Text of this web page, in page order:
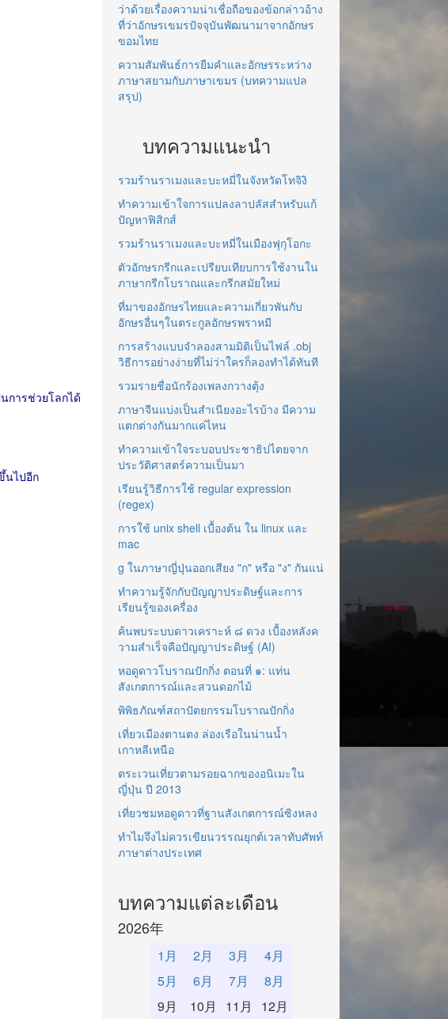
การช่วยโลกได้
นไปอีก
ว่าด้วยเรื่องความน่าเชื่อถือของข้อกล่าวอ้าง
ที่ว่าอักษรเขมรปัจจุบันพัฒนามาจากอักษร
ขอมไทย
ความสัมพันธ์การยืมคำและอักษรระหว่าง
ภาษาสยามกับภาษาเขมร (บทความแปล
สรุป)
บทความแนะนำ
รวมร้านราเมงและบะหมี่ในจังหวัดโทจิงิ
ทำความเข้าใจการแปลงลาปลัสสำหรับแก้
ปัญหาฟิสิกส์
รวมร้านราเมงและบะหมี่ในเมืองฟุกุโอกะ
ตัวอักษรกรีกและเปรียบเทียบการใช้งานใน
ภาษากรีกโบราณและกรีกสมัยใหม่
ที่มาของอักษรไทยและความเกี่ยวพันกับ
อักษรอื่นๆในตระกูลอักษรพราหมี
การสร้างแบบจำลองสามมิติเป็นไฟล์ .obj
วิธีการอย่างง่ายที่ไม่ว่าใครก็ลองทำได้ทันที
รวมรายชื่อนักร้องเพลงกวางตุ้ง
ภาษาจีนแบ่งเป็นสำเนียงอะไรบ้าง มีความ
แตกต่างกันมากแค่ไหน
ทำความเข้าใจระบอบประชาธิปไตยจาก
ประวัติศาสตร์ความเป็นมา
เรียนรู้วิธีการใช้ regular expression
(regex)
การใช้ unix shell เบื้องต้น ใน linux และ
mac
g ในภาษาญี่ปุ่นออกเสียง "ก" หรือ "ง" กันแน่
ทำความรู้จักกับปัญญาประดิษฐ์และการ
เรียนรู้ของเครื่อง
ค้นพบระบบดาวเคราะห์ ๘ ดวง เบื้องหลังค
วามสำเร็จคือปัญญาประดิษฐ์ (AI)
หอดูดาวโบราณปักกิ่ง ตอนที่ ๑: แท่น
สังเกตการณ์และสวนดอกไม้
พิพิธภัณฑ์สถาปัตยกรรมโบราณปักกิ่ง
เที่ยวเมืองตานตง ล่องเรือในน่านน้ำ
เกาหลีเหนือ
ตระเวนเที่ยวตามรอยฉากของอนิเมะใน
ญี่ปุ่น ปี 2013
เที่ยวชมหอดูดาวที่ฐานสังเกตการณ์ซิงหลง
ทำไมจึงไม่ควรเขียนวรรณยุกต์เวลาทับศัพท์
ภาษาต่างประเทศ
บทความแต่ละเดือน
2026年
1月 2月 3月
4月
5月
6月 7月
8月
9月
10月 11月 12月